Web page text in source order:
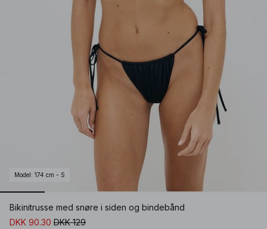
Model : 174 cm - S
Bikinitrusse med snøre i siden og bindebånd
DKK 90.30 DKK 129